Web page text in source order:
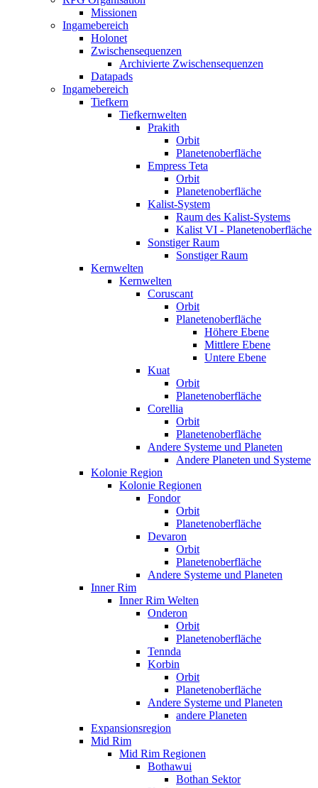
Missionen
Ingamebereich
Holonet
Zwischensequenzen
Archivierte Zwischensequenzen
Datapads
Ingamebereich
Tiefkern
Tiefkernwelten
Prakith
Orbit
Planetenoberfläche
Empress Teta
Orbit
Planetenoberfläche
Kalist-System
Raum des Kalist-Systems
Kalist VI - Planetenoberfläche
Sonstiger Raum
Sonstiger Raum
Kernwelten
Kernwelten
Coruscant
Orbit
Planetenoberfläche
Höhere Ebene
Mittlere Ebene
Untere Ebene
Kuat
Orbit
Planetenoberfläche
Corellia
Orbit
Planetenoberfläche
Andere Systeme und Planeten
Andere Planeten und Systeme
Kolonie Region
Kolonie Regionen
Fondor
Orbit
Planetenoberfläche
Devaron
Orbit
Planetenoberfläche
Andere Systeme und Planeten
Inner Rim
Inner Rim Welten
Onderon
Orbit
Planetenoberfläche
Tennda
Korbin
Orbit
Planetenoberfläche
Andere Systeme und Planeten
andere Planeten
Expansionsregion
Mid Rim
Mid Rim Regionen
Bothawui
Bothan Sektor